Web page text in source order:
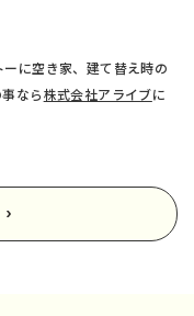
に空き家、建て替え時の
事なら株式会社アライブに